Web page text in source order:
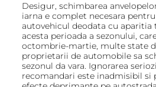
Desigur, schimbarea
iarna e complet necesara
autovehicul deodata cu aparitia
acesta perioada a sezonului,
octombrie-martie, multe state
proprietarii de automobile sa
sezonul da vara. Ignorarea
recomandari este inadmisibil si